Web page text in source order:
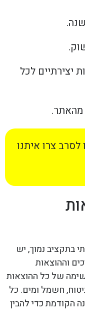
יצירתיים לכל
מהאתר.
צרו איתנו
בתקציב נמוך, יש
וההוצאות
של כל ההוצאות
חשמל ומים. כל
הקודמת כדי להבין